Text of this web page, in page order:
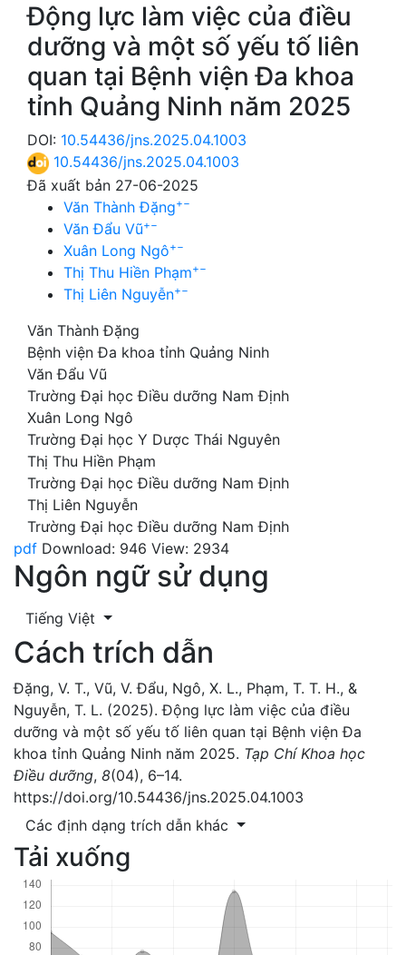
Động lực làm việc của điều
dưỡng và một số yếu tố liên
quan tại Bệnh viện Đa khoa
tỉnh Quảng Ninh năm 2025
DOI: 10.54436/jns.2025.04.1003
10.54436/jns.2025.04.1003
Đã xuất bản 27-06-2025
Văn Thành Đặng+−
Văn Đẩu Vũ+−
Xuân Long Ngô+−
Thị Thu Hiền Phạm+−
Thị Liên Nguyễn+−
Văn Thành Đặng
Bệnh viện Đa khoa tỉnh Quảng Ninh
Văn Đẩu Vũ
Trường Đại học Điều dưỡng Nam Định
Xuân Long Ngô
Trường Đại học Y Dược Thái Nguyên
Thị Thu Hiền Phạm
Trường Đại học Điều dưỡng Nam Định
Thị Liên Nguyễn
Trường Đại học Điều dưỡng Nam Định
pdf Download: 946 View: 2934
Ngôn ngữ sử dụng
Tiếng Việt
Cách trích dẫn
Đặng, V. T., Vũ, V. Đẩu, Ngô, X. L., Phạm, T. T. H., &
Nguyễn, T. L. (2025). Động lực làm việc của điều
dưỡng và một số yếu tố liên quan tại Bệnh viện Đa
khoa tỉnh Quảng Ninh năm 2025. Tạp Chí Khoa học
Điều dưỡng, 8(04), 6–14.
https://doi.org/10.54436/jns.2025.04.1003
Các định dạng trích dẫn khác
Tải xuống